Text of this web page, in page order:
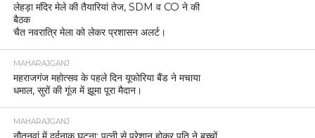
लेहड़ा मंदिर मेले की तैयारियां तेज, SDM व CO ने की
बैठक
चैत नवरात्रि मेला को लेकर प्रशासन अलर्ट।
MAHARAJGANJ
महराजगंज महोत्सव के पहले दिन यूफोरिया बैंड ने मचाया
धमाल, सुरों की गूंज में झूमा पूरा मैदान।
MAHARAJGANJ